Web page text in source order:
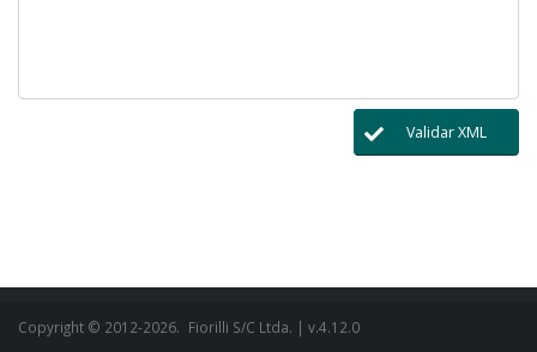
Validar XML
Copyright © 2012-2026. Fiorilli S/C Ltda. | v.4.12.0